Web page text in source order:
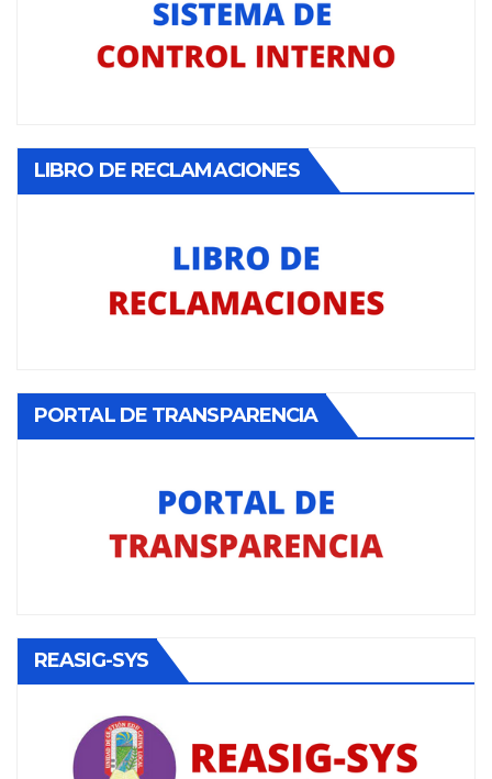
LIBRO DE RECLAMACIONES
PORTAL DE TRANSPARENCIA
REASIG-SYS